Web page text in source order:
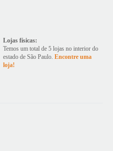
Lojas físicas:
Temos um total de 5 lojas no interior do
estado de São Paulo. Encontre uma
loja!